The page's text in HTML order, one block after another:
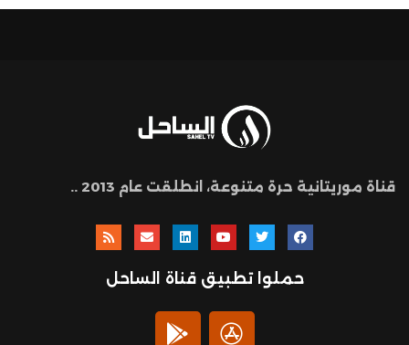
قناة موريتانية حرة متنوعة، انطلقت عام 2013 ..
حملوا تطبيق قناة الساحل